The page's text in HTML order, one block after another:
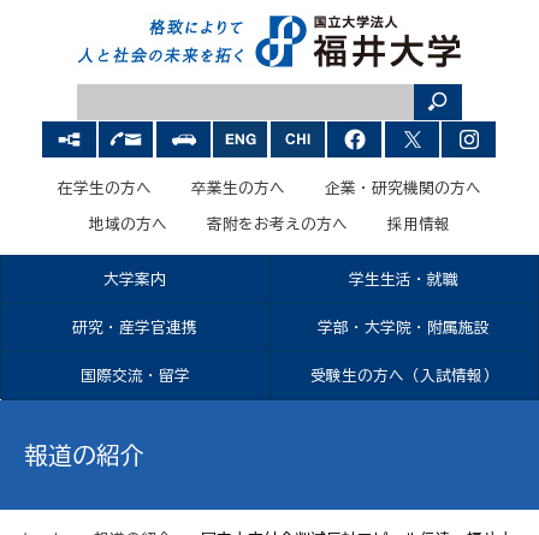
在学生の方へ 卒業生の方へ 企業・研究機関の方へ
地域の方へ 寄附をお考えの方へ 採用情報
大学案内 学生生活・就職
研究・産学官連携 学部・大学院・附属施設
国際交流・留学 受験生の方へ（入試情報）
報道の紹介